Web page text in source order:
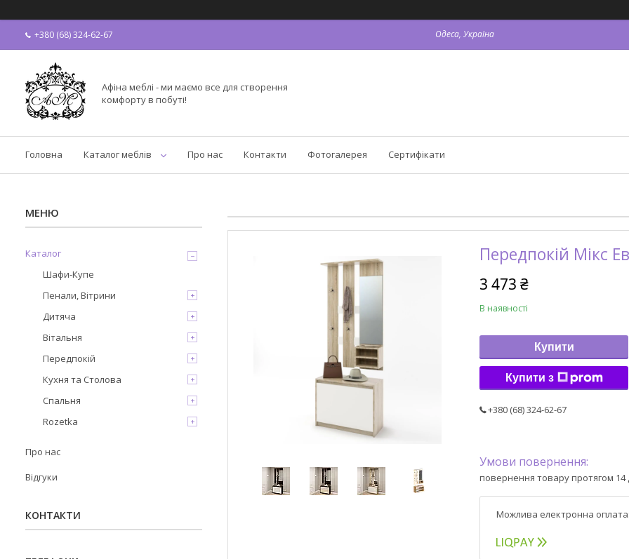
+380 (68) 324-62-67 Одеса, Україна
Афіна меблі - ми маємо все для створення
комфорту в побуті!
Головна Каталог меблів Про нас Контакти Фотогалерея Сертифікати
Передпокій Мікс
3 473 ₴
В наявності
Купити
Купити з
+380 (68) 324-62-67
повернення товару протягом 14
Каталог
Шафи-Купе
Пенали, Вітрини
Дитяча
Вітальня
Передпокій
Кухня та Столова
Спальня
Rozetka
Про нас
Відгуки
КОНТАКТИ